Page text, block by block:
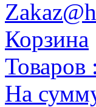
Корзина
Товаров :
На